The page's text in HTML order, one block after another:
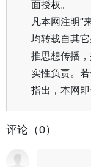
面授权。
凡本网注明“
均转载自其
推思想传播
实性负责。
指出，本网即
评论（0）